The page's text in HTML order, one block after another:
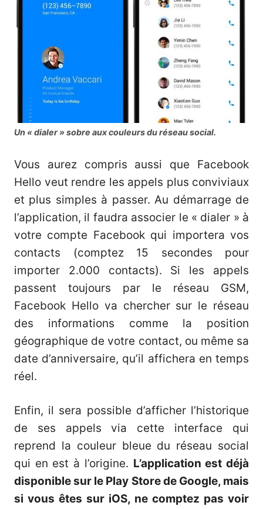
Un « dialer » sobre aux couleurs du réseau social.
Vous aurez compris aussi que Facebook
Hello veut rendre les appels plus conviviaux
et plus simples à passer. Au démarrage de
l’application, il faudra associer le « dialer » à
votre compte Facebook qui importera vos
contacts (comptez 15 secondes pour
importer 2.000 contacts). Si les appels
passent toujours par le réseau GSM,
Facebook Hello va chercher sur le réseau
des informations comme la position
géographique de votre contact, ou même sa
date d’anniversaire, qu’il affichera en temps
réel.
Enfin, il sera possible d’afficher l’historique
de ses appels via cette interface qui
reprend la couleur bleue du réseau social
qui en est à l’origine. L’application est déjà
disponible sur le Play Store de Google, mais
si vous êtes sur iOS, ne comptez pas voir